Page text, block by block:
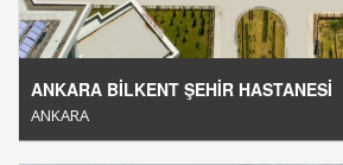
ANKARA BİLKENT ŞEHİR HASTANESİ
ANKARA